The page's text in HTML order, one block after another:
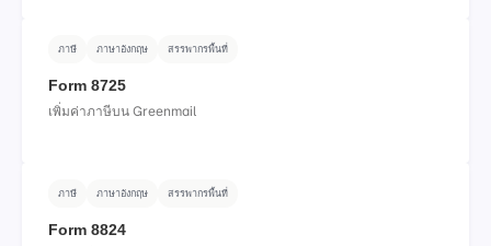
ภาษี ภาษาอังกฤษ สรรพากรพื้นที่
Form 8725
เพิ่มค่าภาษีบน Greenmail
ภาษี ภาษาอังกฤษ สรรพากรพื้นที่
Form 8824